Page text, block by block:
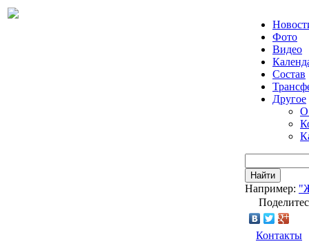
Фото
Видео
Состав
Другое
О
Найти
Например:
Контакты